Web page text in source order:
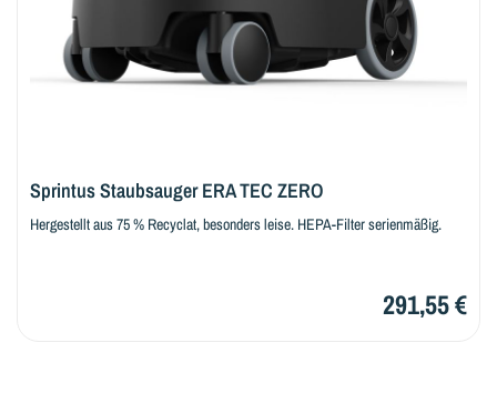
Sprintus Staubsauger ERA TEC ZERO
Hergestellt aus 75 % Recyclat, besonders leise. HEPA-Filter serienmäßig.
291,55 €